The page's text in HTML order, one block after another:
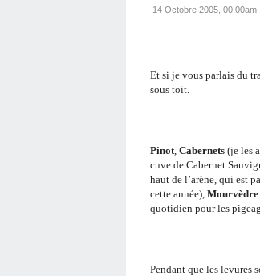
14 Octobre 2005, 00:00am
Et si je vous parlais du
sous toit.
Pinot Cabernets (je les
cuve de Cabernet
haut de l’arène, qui est
cette année), Mourvèdre
quotidien pour les
Pendant que les levures